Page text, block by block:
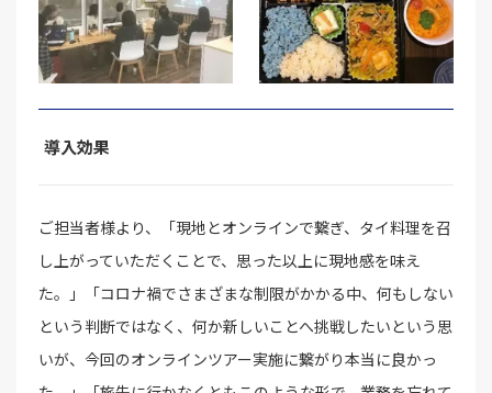
導入効果
ご担当者様より、「現地とオンラインで繋ぎ、タイ料理を召
し上がっていただくことで、思った以上に現地感を味え
た。」「コロナ禍でさまざまな制限がかかる中、何もしない
という判断ではなく、何か新しいことへ挑戦したいという思
いが、今回のオンラインツアー実施に繋がり本当に良かっ